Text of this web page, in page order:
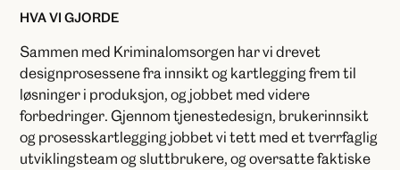
HVA VI GJORDE
Sammen med Kriminalomsorgen har vi drevet
designprosessene fra innsikt og kartlegging frem til
løsninger i produksjon, og jobbet med videre
forbedringer. Gjennom tjenestedesign, brukerinnsikt
og prosesskartlegging jobbet vi tett med et tverrfaglig
utviklingsteam og sluttbrukere, og oversatte faktiske